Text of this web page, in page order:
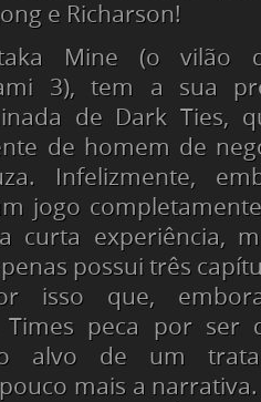
e Richarson!
Mine (o vilão
3), tem a sua
de Dark Ties,
de homem de
Infelizmente,
jogo
curta experiência,
possui três
isso que,
Times peca por ser
alvo de um
mais a